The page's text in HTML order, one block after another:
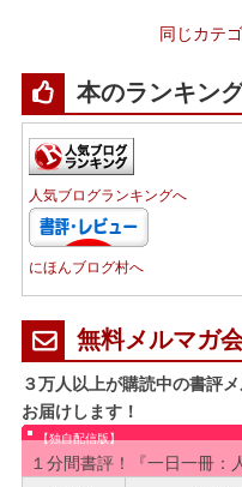
同じカテ
本のランキン
人気ブログランキングへ
にほんブログ村へ
無料メルマガ
３万人以上が購読中の書評
お届けします！
【独自配信版】
１分間書評！『一日一冊：